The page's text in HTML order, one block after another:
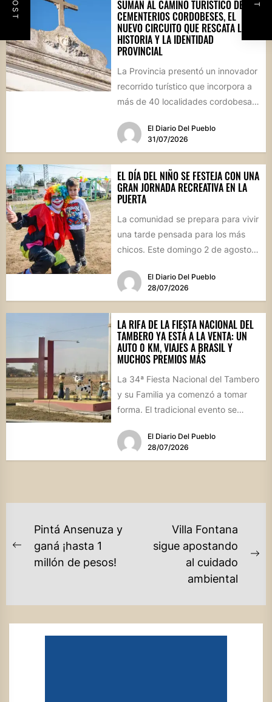
SUMAN AL CAMINO TURÍSTICO DE
CEMENTERIOS CORDOBESES, EL
NUEVO CIRCUITO QUE RESCATA LA
HISTORIA Y LA IDENTIDAD
PROVINCIAL
La Provincia presentó un innovador
recorrido turístico que incorpora a
más de 40 localidades cordobesas
patrimonial....El Diario Del Pueblo
31/07/2026
EL DÍA DEL NIÑO SE FESTEJA CON UNA
GRAN JORNADA RECREATIVA EN LA
PUERTA
La comunidad se prepara para vivir
una tarde pensada para los más
chicos. Este domingo 2 de agosto,
El Diario Del Pueblo
28/07/2026
LA RIFA DE LA FIESTA NACIONAL DEL
TAMBERO YA ESTÁ A LA VENTA: UN
AUTO 0 KM, VIAJES A BRASIL Y
MUCHOS PREMIOS MÁS
La 34ª Fiesta Nacional del Tambero
y su Familia ya comenzó a tomar
forma. El tradicional evento se
El Diario Del Pueblo
28/07/2026
NAVEGACIÓN
DE
ENTRADAS
Previous
post:
Pintá Ansenuza y
ganá ¡hasta 1
millón de pesos!
Villa Fontana
sigue apostando
al cuidado
ambiental